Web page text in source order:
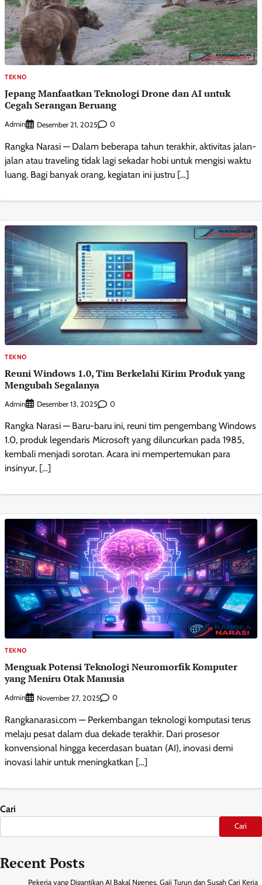
TEKNO
Jepang Manfaatkan Teknologi Drone dan AI untuk
Cegah Serangan Beruang
Admin Desember 21, 2025 0
Rangka Narasi — Dalam beberapa tahun terakhir, aktivitas jalan-
jalan atau traveling tidak lagi sekadar hobi untuk mengisi waktu
luang. Bagi banyak orang, kegiatan ini justru […]
TEKNO
Reuni Windows 1.0, Tim Berkelahi Kirim Produk yang
Mengubah Segalanya
Admin Desember 13, 2025 0
Rangka Narasi — Baru-baru ini, reuni tim pengembang Windows
1.0, produk legendaris Microsoft yang diluncurkan pada 1985,
kembali menjadi sorotan. Acara ini mempertemukan para
insinyur, […]
TEKNO
Menguak Potensi Teknologi Neuromorfik Komputer
yang Meniru Otak Manusia
Admin November 27, 2025 0
Rangkanarasi.com — Perkembangan teknologi komputasi terus
melaju pesat dalam dua dekade terakhir. Dari prosesor
konvensional hingga kecerdasan buatan (AI), inovasi demi
inovasi lahir untuk meningkatkan […]
Cari
Cari
Recent Posts
Pekerja yang Digantikan AI Bakal Ngenes, Gaji Turun dan Susah Cari Kerja